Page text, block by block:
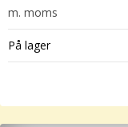
m. moms
På lager